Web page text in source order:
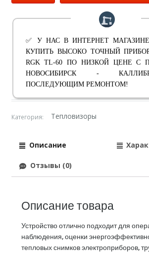
✅ У НАС В ИНТЕРНЕТ
КУПИТЬ ВЫСОКО ТОЧНЫЙ
RGK TL-60 ПО НИЗКОЙ ЦЕНЕ С
НОВОСИБИРСК -
ПОСЛЕДУЮЩИМ РЕМОНТОМ!
Категория: Тепловизоры
Описание
Отзывы (0)
Описание товара
Устройство отлично подходит для
наблюдения, оценки
тепловых снимков электроприборов,